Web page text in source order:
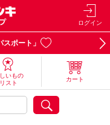
ログイン
ポート」
いもの
リスト
カート